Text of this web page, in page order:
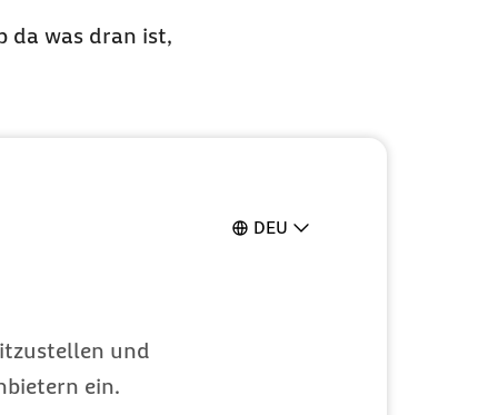
DEU
und
ein.
da was dran ist,
Kleidung